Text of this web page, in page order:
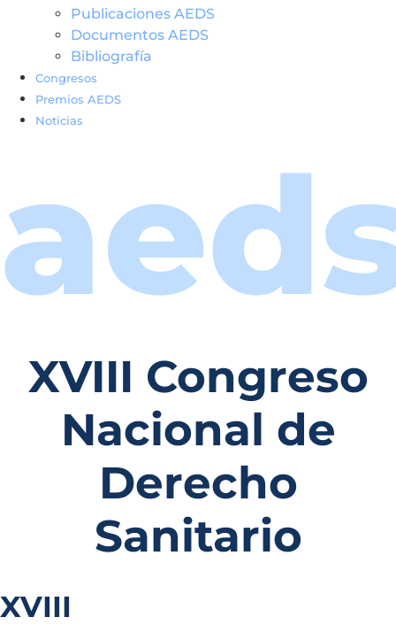
Publicaciones AEDS
Documentos AEDS
Bibliografía
Congresos
Premios AEDS
Noticias
XVIII Congreso
Nacional de
Derecho
Sanitario
XVIII